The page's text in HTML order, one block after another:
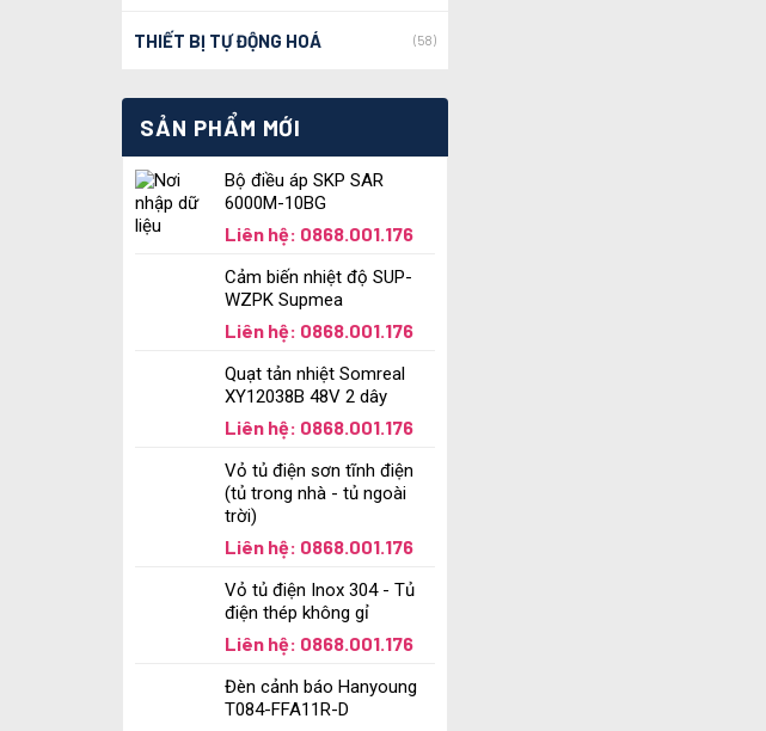
THIẾT BỊ TỰ ĐỘNG HOÁ (58)
SẢN PHẨM MỚI
Bộ điều áp SKP SAR
6000M-10BG
Liên hệ: 0868.001.176
Cảm biến nhiệt độ SUP-
WZPK Supmea
Liên hệ: 0868.001.176
Quạt tản nhiệt Somreal
XY12038B 48V 2 dây
Liên hệ: 0868.001.176
Vỏ tủ điện sơn tĩnh điện
(tủ trong nhà - tủ ngoài
trời)
Liên hệ: 0868.001.176
Vỏ tủ điện Inox 304 - Tủ
điện thép không gỉ
Liên hệ: 0868.001.176
Đèn cảnh báo Hanyoung
T084-FFA11R-D